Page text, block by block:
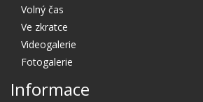
Volný čas
Ve zkratce
Videogalerie
Fotogalerie
Informace